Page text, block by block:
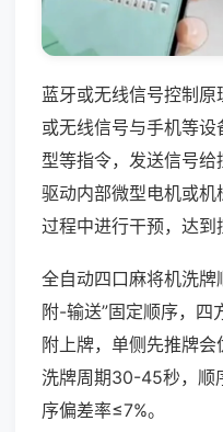
蓝牙或无线信号控制
或无线信号与手机等
型等指令，发送信号
驱动内部微型电机或
过程中进行干预，达到
全自动四口麻将机洗
附-输送”固定顺序，四
附上牌，单侧先推牌
洗牌周期30-45秒，顺
序偏差率≤7%。